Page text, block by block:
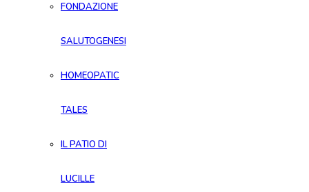
FONDAZIONE
SALUTOGENESI
HOMEOPATIC
TALES
IL PATIO DI
LUCILLE